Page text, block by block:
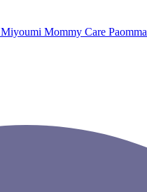
Miyoumi Mommy Care Paomma